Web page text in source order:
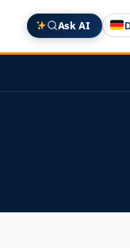
Ask AI
English